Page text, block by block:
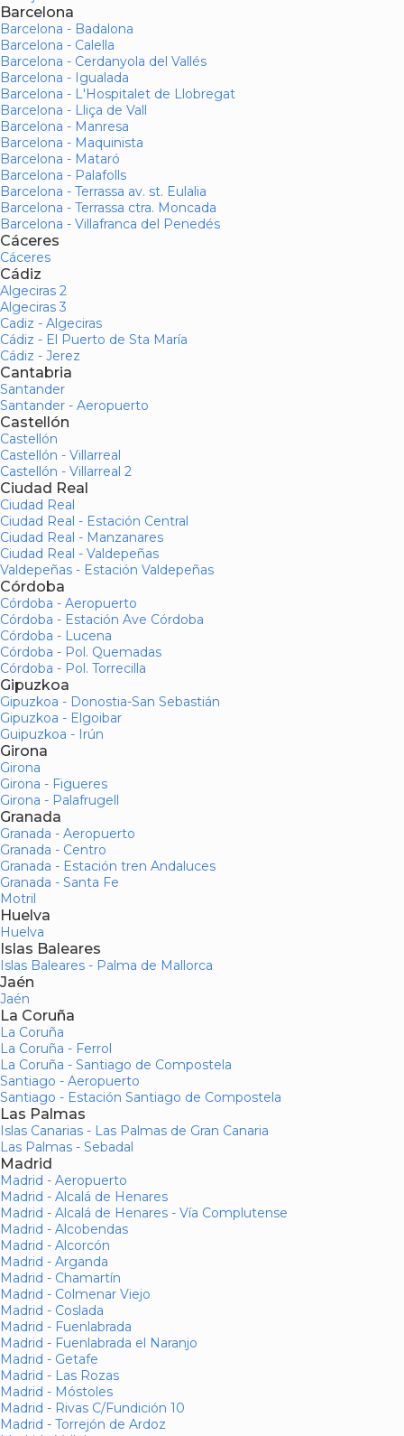
Barcelona
Barcelona - Badalona
Barcelona - Calella
Barcelona - Cerdanyola del Vallés
Barcelona - Igualada
Barcelona - L'Hospitalet de Llobregat
Barcelona - Lliça de Vall
Barcelona - Manresa
Barcelona - Maquinista
Barcelona - Mataró
Barcelona - Palafolls
Barcelona - Terrassa av. st. Eulalia
Barcelona - Terrassa ctra. Moncada
Barcelona - Villafranca del Penedés
Cáceres
Cáceres
Cádiz
Algeciras 2
Algeciras 3
Cadiz - Algeciras
Cádiz - El Puerto de Sta María
Cádiz - Jerez
Cantabria
Santander
Santander - Aeropuerto
Castellón
Castellón
Castellón - Villarreal
Castellón - Villarreal 2
Ciudad Real
Ciudad Real
Ciudad Real - Estación Central
Ciudad Real - Manzanares
Ciudad Real - Valdepeñas
Valdepeñas - Estación Valdepeñas
Córdoba
Córdoba - Aeropuerto
Córdoba - Estación Ave Córdoba
Córdoba - Lucena
Córdoba - Pol. Quemadas
Córdoba - Pol. Torrecilla
Gipuzkoa
Gipuzkoa - Donostia-San Sebastián
Gipuzkoa - Elgoibar
Guipuzkoa - Irún
Girona
Girona
Girona - Figueres
Girona - Palafrugell
Granada
Granada - Aeropuerto
Granada - Centro
Granada - Estación tren Andaluces
Granada - Santa Fe
Motril
Huelva
Huelva
Islas Baleares
Islas Baleares - Palma de Mallorca
Jaén
Jaén
La Coruña
La Coruña
La Coruña - Ferrol
La Coruña - Santiago de Compostela
Santiago - Aeropuerto
Santiago - Estación Santiago de Compostela
Las Palmas
Islas Canarias - Las Palmas de Gran Canaria
Las Palmas - Sebadal
Madrid
Madrid - Aeropuerto
Madrid - Alcalá de Henares
Madrid - Alcalá de Henares - Vía Complutense
Madrid - Alcobendas
Madrid - Alcorcón
Madrid - Arganda
Madrid - Chamartín
Madrid - Colmenar Viejo
Madrid - Coslada
Madrid - Fuenlabrada
Madrid - Fuenlabrada el Naranjo
Madrid - Getafe
Madrid - Las Rozas
Madrid - Móstoles
Madrid - Rivas C/Fundición 10
Madrid - Torrejón de Ardoz